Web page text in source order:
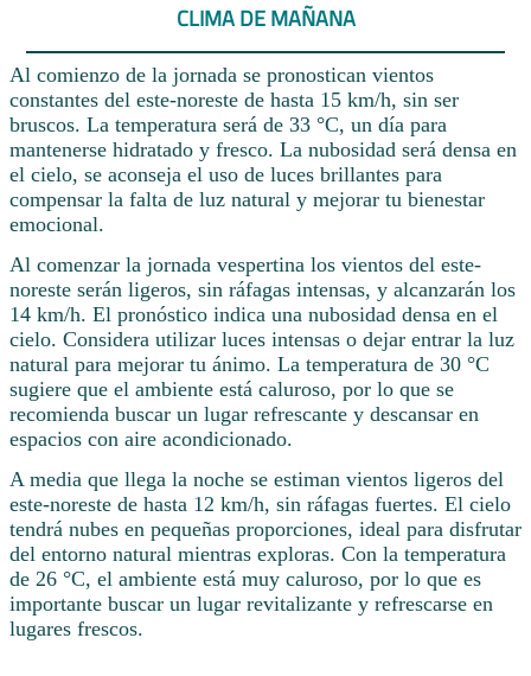
CLIMA DE MAÑANA
Al comienzo de la jornada se pronostican vientos
constantes del este-noreste de hasta 15 km/h, sin ser
bruscos. La temperatura será de 33 °C, un día para
mantenerse hidratado y fresco. La nubosidad será densa en
el cielo, se aconseja el uso de luces brillantes para
compensar la falta de luz natural y mejorar tu bienestar
emocional.
Al comenzar la jornada vespertina los vientos del este-
noreste serán ligeros, sin ráfagas intensas, y alcanzarán los
14 km/h. El pronóstico indica una nubosidad densa en el
cielo. Considera utilizar luces intensas o dejar entrar la luz
natural para mejorar tu ánimo. La temperatura de 30 °C
sugiere que el ambiente está caluroso, por lo que se
recomienda buscar un lugar refrescante y descansar en
espacios con aire acondicionado.
A media que llega la noche se estiman vientos ligeros del
este-noreste de hasta 12 km/h, sin ráfagas fuertes. El cielo
tendrá nubes en pequeñas proporciones, ideal para disfrutar
del entorno natural mientras exploras. Con la temperatura
de 26 °C, el ambiente está muy caluroso, por lo que es
importante buscar un lugar revitalizante y refrescarse en
lugares frescos.